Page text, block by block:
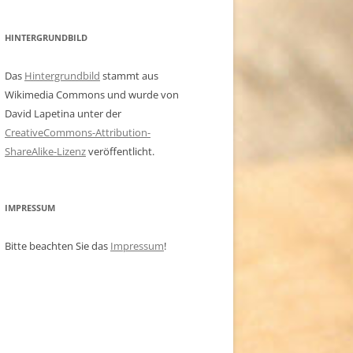
HINTERGRUNDBILD
Das Hintergrundbild stammt aus
Wikimedia Commons und wurde von
David Lapetina unter der
CreativeCommons-Attribution-
ShareAlike-Lizenzveröffentlicht.
IMPRESSUM
Bitte beachten Sie das Impressum!